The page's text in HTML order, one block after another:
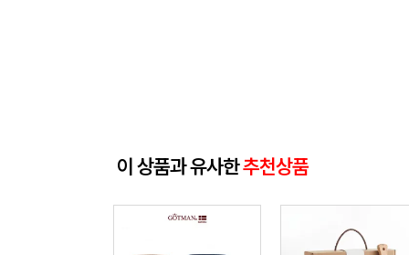
이 상품과 유사한추천상품